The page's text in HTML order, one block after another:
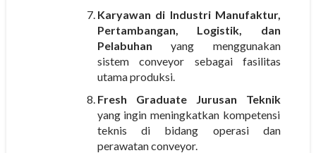
Karyawan di Industri Manufaktur,
Pertambangan, Logistik, dan
Pelabuhan yang menggunakan
sistem conveyor sebagai fasilitas
utama produksi.
Fresh Graduate Jurusan Teknik
yang ingin meningkatkan kompetensi
teknis di bidang operasi dan
perawatan conveyor.